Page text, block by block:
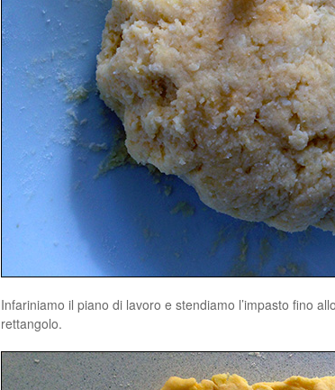
Infariniamo il piano di lavoro e stendiamo l’impasto fino
rettangolo.